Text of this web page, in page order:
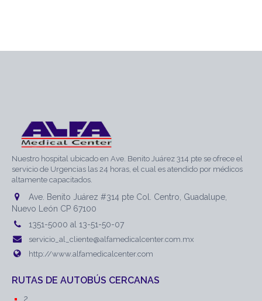
Nuestro hospital ubicado en Ave. Benito Juárez 314 pte se ofrece el
servicio de Urgencias las 24 horas, el cual es atendido por médicos
altamente capacitados.
Ave. Benito Juárez #314 pte Col. Centro, Guadalupe,
Nuevo León CP 67100
1351-5000 al 13-51-50-07
servicio_al_cliente@alfamedicalcenter.com.mx
http://www.alfamedicalcenter.com
RUTAS DE AUTOBÚS CERCANAS
2